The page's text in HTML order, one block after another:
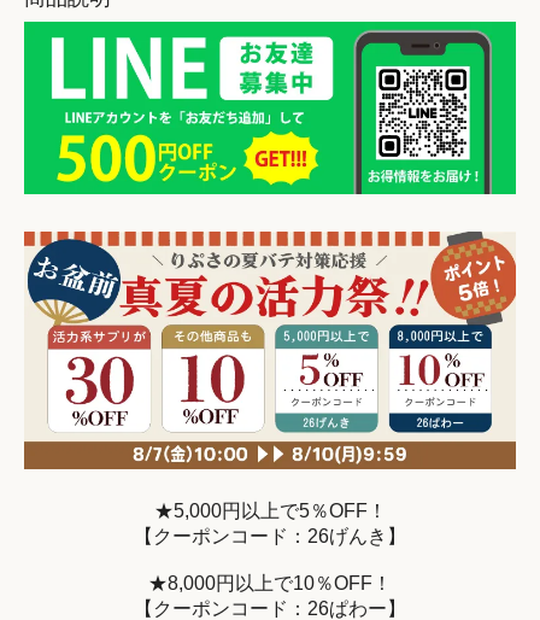
★5,000円以上で5％OFF！
【クーポンコード：26げんき】
★8,000円以上で10％OFF！
【クーポンコード：26ぱわー】